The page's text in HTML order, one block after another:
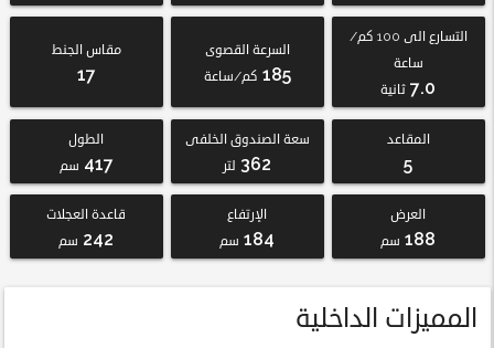
التسارع الى 100 كم/
ساعة
7.0 ثانية
السرعة القصوى
185 كم/ساعة
مقاس الجنط
17
المقاعد
5
سعة الصندوق الخلفى
362 لتر
الطول
417 سم
العرض
188 سم
الإرتفاع
184 سم
قاعدة العجلات
242 سم
المميزات الداخلية